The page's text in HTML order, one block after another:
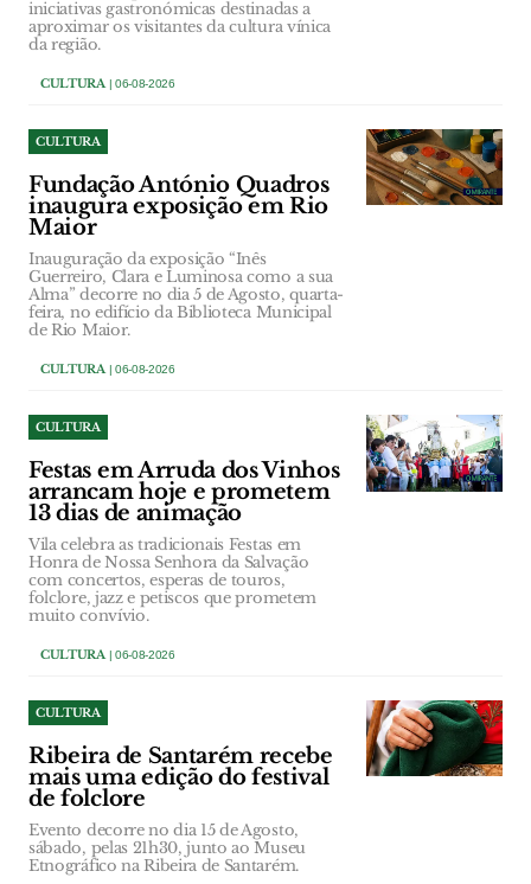
iniciativas gastronómicas destinadas a
aproximar os visitantes da cultura vínica
da região.
CULTURA | 06-08-2026
CULTURA
Fundação António Quadros
inaugura exposição em Rio
Maior
Inauguração da exposição “Inês
Guerreiro, Clara e Luminosa como a sua
Alma” decorre no dia 5 de Agosto, quarta-
feira, no edifício da Biblioteca Municipal
de Rio Maior.
CULTURA | 06-08-2026
CULTURA
Festas em Arruda dos Vinhos
arrancam hoje e prometem
13 dias de animação
Vila celebra as tradicionais Festas em
Honra de Nossa Senhora da Salvação
com concertos, esperas de touros,
folclore, jazz e petiscos que prometem
muito convívio.
CULTURA | 06-08-2026
CULTURA
Ribeira de Santarém recebe
mais uma edição do festival
de folclore
Evento decorre no dia 15 de Agosto,
sábado, pelas 21h30, junto ao Museu
Etnográfico na Ribeira de Santarém.